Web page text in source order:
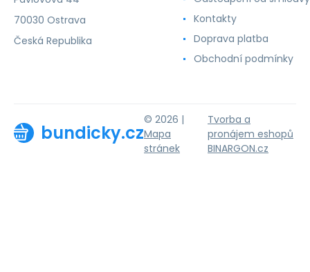
70030 Ostrava
Česká Republika
Kontakty
Doprava platba
Obchodní podmínky
bundicky.cz
© 2026 |
Mapa
stránek
Tvorba a
pronájem eshopů
BINARGON.cz